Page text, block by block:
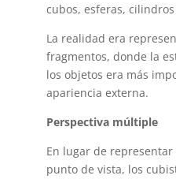
cubos, esferas, cilindros
La realidad era
fragmentos, donde la
los objetos era más
apariencia externa.
Perspectiva múltiple
En lugar de
punto de vista, los